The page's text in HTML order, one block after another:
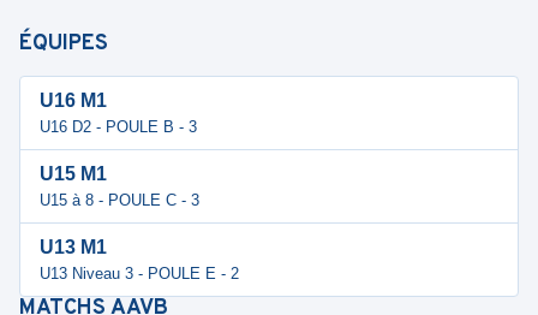
ÉQUIPES
U16 M1
U16 D2 - POULE B - 3
U15 M1
U15 à 8 - POULE C - 3
U13 M1
U13 Niveau 3 - POULE E - 2
MATCHS AAVB